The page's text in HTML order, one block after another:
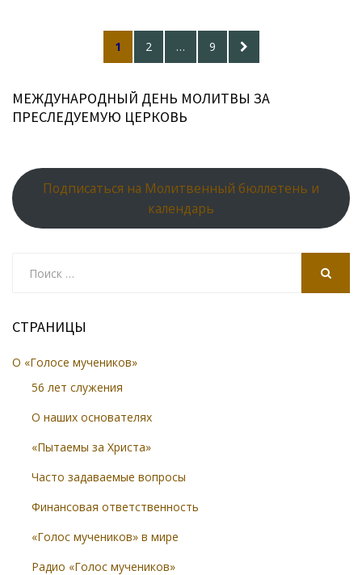
pagination
PAGE
1 PAGE
2 … PAGE
9
NEXT
PAGE
МЕЖДУНАРОДНЫЙ ДЕНЬ МОЛИТВЫ ЗА
ПРЕСЛЕДУЕМУЮ ЦЕРКОВЬ
Подписаться на Молитвенный бюллетень и
календарь
СТРАНИЦЫ
О «Голосе мучеников»
56 лет служения
О наших основателях
«Пытаемы за Христа»
Часто задаваемые вопросы
Финансовая ответственность
«Голос мучеников» в мире
Радио «Голос мучеников»